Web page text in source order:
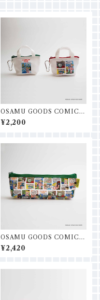
OSAMU GOODS COMIC
ミニトートチャーム
¥2,200
OSAMU GOODS COMIC
横長ポーチ
¥2,420